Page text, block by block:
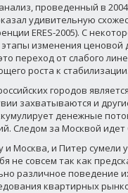
проведенный в
удивительную
ERES-2005). С
изменения
переход от слабого
роста к стабилизации.
городов
захватываются и
денежные
Следом за Москвой идет
и Москва, и Питер
не совсем так как
различное поведение
квартирных